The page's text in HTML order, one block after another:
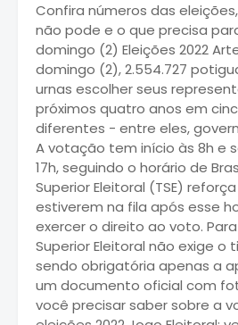
Confira números das
não pode e o que precisa
domingo (2) Eleições 2022
domingo (2), 2.554.727
urnas escolher seus
próximos quatro anos em
diferentes - entre eles,
A votação tem início às 8h e
17h, seguindo o horário de
Superior Eleitoral (TSE)
estiverem na fila após esse
exercer o direito ao voto.
Superior Eleitoral não exige o
sendo obrigatória apenas a
um documento oficial com
você precisar saber sobre a